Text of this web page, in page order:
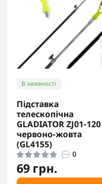
В наявності
Підставка
телескопічна
GLADIATOR ZJ01-120
червоно-жовта
(GL4155)
0
69 грн.